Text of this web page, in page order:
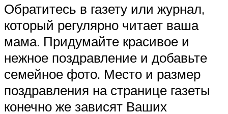
Обратитесь в газету или журнал,
который регулярно читает ваша
мама. Придумайте красивое и
нежное поздравление и добавьте
семейное фото. Место и размер
поздравления на странице газеты
конечно же зависят Ваших